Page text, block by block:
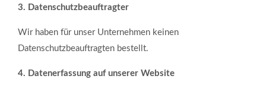
3. Datenschutzbeauftragter
Wir haben für unser Unternehmen keinen
Datenschutzbeauftragten bestellt.
4. Datenerfassung auf unserer Website